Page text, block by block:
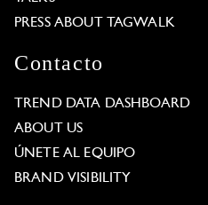
PRESS ABOUT TAGWALK
Contacto
TREND DATA DASHBOARD
ABOUT US
ÚNETE AL EQUIPO
BRAND VISIBILITY